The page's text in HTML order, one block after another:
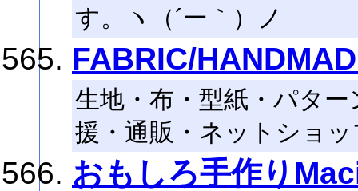
す。ヽ（´ー｀）ノ
FABRIC/
生地・布・型紙・パタ
援・通販・ネットショ
おもしろ手作り